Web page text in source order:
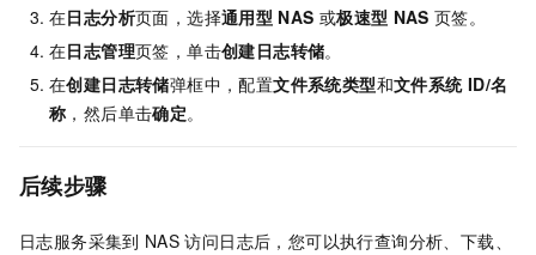
在日志分析页面，选择通用型 NAS 或极速型 NAS 页签。
在日志管理页签，单击创建日志转储。
在创建日志转储弹框中，配置文件系统类型和文件系统 ID/名
称 ，然后单击确定。
后续步骤
日志服务采集到 NAS 访问日志后，您可以执行查询分析、下载、